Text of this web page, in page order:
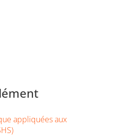
appliquées aux